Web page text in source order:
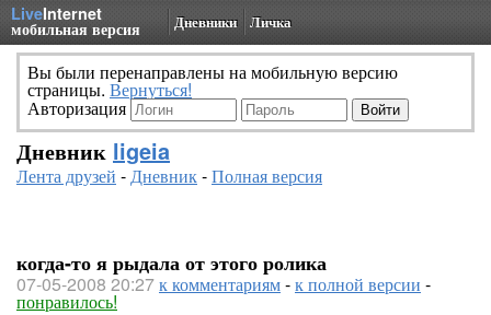
LiveInternet
мобильная версия Дневники Личка
Вы были перенаправлены на мобильную версию
страницы. Вернуться!
Авторизация
Дневник ligeia
Лента друзей -Дневник-Полная версия
когда-то я рыдала от этого ролика
07-05-2008 20:27к комментариям-к полной версии -
понравилось!